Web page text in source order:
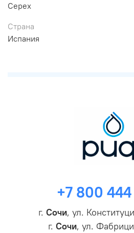
Cepex
Страна
Испания
+7 800
г. Сочи, ул.
г. Сочи, ул.